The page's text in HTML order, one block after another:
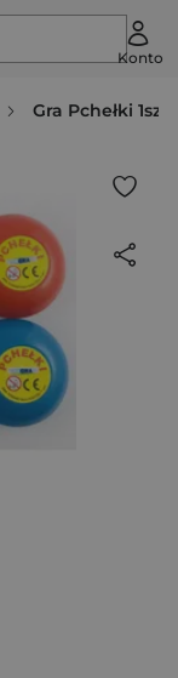
Konto
Gra Pchełki 1szt